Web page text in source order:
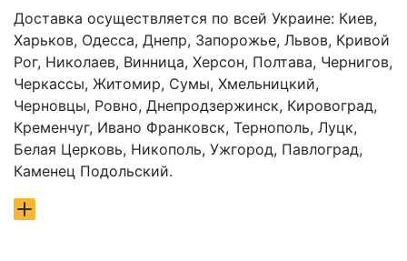
Доставка осуществляется по всей Украине: Киев,
Харьков, Одесса, Днепр, Запорожье, Львов, Кривой
Рог, Николаев, Винница, Херсон, Полтава, Чернигов,
Черкассы, Житомир, Сумы, Хмельницкий,
Черновцы, Ровно, Днепродзержинск, Кировоград,
Кременчуг, Ивано Франковск, Тернополь, Луцк,
Белая Церковь, Никополь, Ужгород, Павлоград,
Каменец Подольский.